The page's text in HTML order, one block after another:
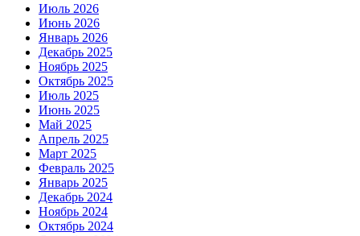
Июль 2026
Июнь 2026
Январь 2026
Декабрь 2025
Ноябрь 2025
Октябрь 2025
Июль 2025
Июнь 2025
Май 2025
Апрель 2025
Март 2025
Февраль 2025
Январь 2025
Декабрь 2024
Ноябрь 2024
Октябрь 2024